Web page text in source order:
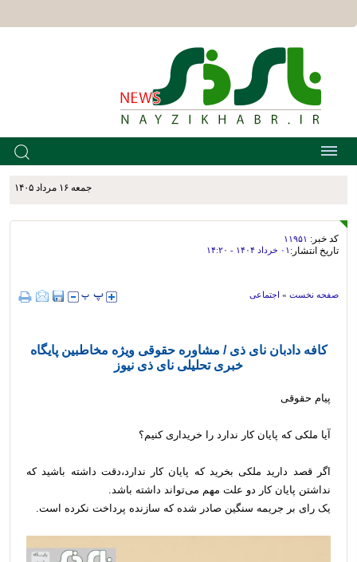
جمعه ۱۶ مرداد ۱۴۰۵
کد خبر: ۱۱۹۵۱
تاریخ انتشار: ۰۱ خرداد ۱۴۰۴ - ۱۴:۲۰
صفحه نخست » اجتماعی
کافه دادبان نای ذی / مشاوره حقوقی ویژه مخاطبین پایگاه
خبری تحلیلی نای ذی نیوز
پیام حقوقی
آیا ملکی که پایان کار ندارد را خریداری کنیم؟
اگر قصد دارید ملکی بخرید که پایان کار ندارد،دقت داشته باشید که
نداشتن پایان کار دو علت مهم می‌تواند داشته باشد.
یک رای بر جریمه سنگین صادر شده که سازنده پرداخت نکرده است.